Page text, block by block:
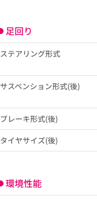
足回り
ステアリング形式
サスペンション形式(後)
ブレーキ形式(後)
タイヤサイズ(後)
環境性能